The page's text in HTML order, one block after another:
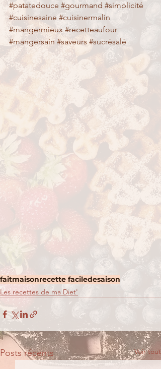
#patatedouce #gourmand #simplicité
#cuisinesaine #cuisinermalin
#mangermieux #recetteaufour
#mangersain #saveurs #sucrésalé
faitmaisonrecette faciledesaison
Les recettes de ma Diet'
Posts récents Voir tout